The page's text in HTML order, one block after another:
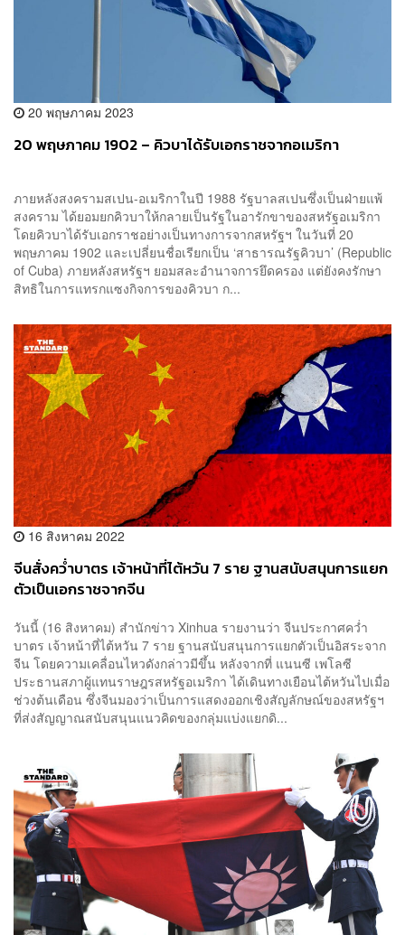
20 พฤษภาคม 2023
20 พฤษภาคม 1902 – คิวบาได้รับเอกราชจากอเมริกา
ภายหลังสงครามสเปน-อเมริกาในปี 1988 รัฐบาลสเปนซึ่งเป็นฝ่ายแพ้
สงคราม ได้ยอมยกคิวบาให้กลายเป็นรัฐในอารักขาของสหรัฐอเมริกา
โดยคิวบาได้รับเอกราชอย่างเป็นทางการจากสหรัฐฯ ในวันที่ 20
พฤษภาคม 1902 และเปลี่ยนชื่อเรียกเป็น ‘สาธารณรัฐคิวบา’ (Republic
of Cuba) ภายหลังสหรัฐฯ ยอมสละอำนาจการยึดครอง แต่ยังคงรักษา
สิทธิในการแทรกแซงกิจการของคิวบา ก...
16 สิงหาคม 2022
จีนสั่งคว่ำบาตร เจ้าหน้าที่ไต้หวัน 7 ราย ฐานสนับสนุนการแยก
ตัวเป็นเอกราชจากจีน
วันนี้ (16 สิงหาคม) สำนักข่าว Xinhua รายงานว่า จีนประกาศคว่ำ
บาตร เจ้าหน้าที่ไต้หวัน 7 ราย ฐานสนับสนุนการแยกตัวเป็นอิสระจาก
จีน โดยความเคลื่อนไหวดังกล่าวมีขึ้น หลังจากที่ แนนซี เพโลซี
ประธานสภาผู้แทนราษฎรสหรัฐอเมริกา ได้เดินทางเยือนไต้หวันไปเมื่อ
ช่วงต้นเดือน ซึ่งจีนมองว่าเป็นการแสดงออกเชิงสัญลักษณ์ของสหรัฐฯ
ที่ส่งสัญญาณสนับสนุนแนวคิดของกลุ่มแบ่งแยกดิ...